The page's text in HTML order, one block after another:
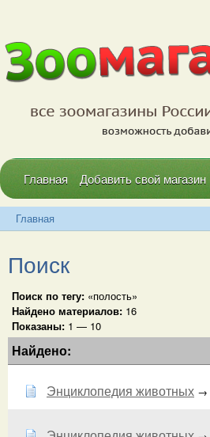
Главная Добавить свой магазин
Главная
Поиск
Поиск по тегу: «полость»
Найдено материалов: 16
Показаны: 1 — 10
Найдено:
Энциклопедия животных →